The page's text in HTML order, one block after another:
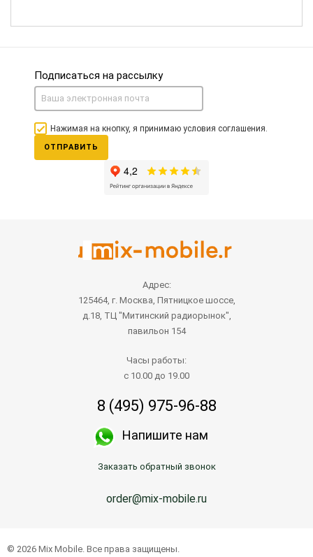
Подписаться на рассылку
Нажимая на кнопку, я принимаю условия соглашения.
ОТПРАВИТЬ
Адрес:
125464, г. Москва, Пятницкое шоссе,
д.18, ТЦ "Митинский радиорынок",
павильон 154
Часы работы:
с 10.00 до 19.00
8 (495) 975-96-88
Напишите нам
Заказать обратный звонок
order@mix-mobile.ru
© 2026 Mix Mobile. Все права защищены.